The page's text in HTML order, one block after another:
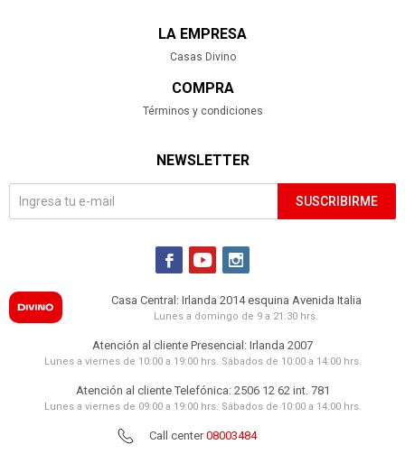
LA EMPRESA
Casas Divino
COMPRA
Términos y condiciones
NEWSLETTER
SUSCRIBIRME
  
Casa Central: Irlanda 2014 esquina Avenida Italia
Lunes a domingo de 9 a 21:30 hrs.
Atención al cliente Presencial: Irlanda 2007
Lunes a viernes de 10:00 a 19:00 hrs. Sábados de 10:00 a 14:00 hrs.
Atención al cliente Telefónica: 2506 12 62 int. 781
Lunes a viernes de 09:00 a 19:00 hrs. Sábados de 10:00 a 14:00 hrs.
Call center08003484